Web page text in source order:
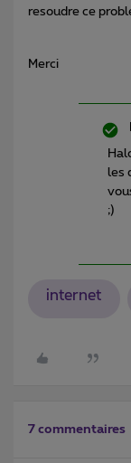
resoudre ce
Merci
les
;)
internet
7 commentaires